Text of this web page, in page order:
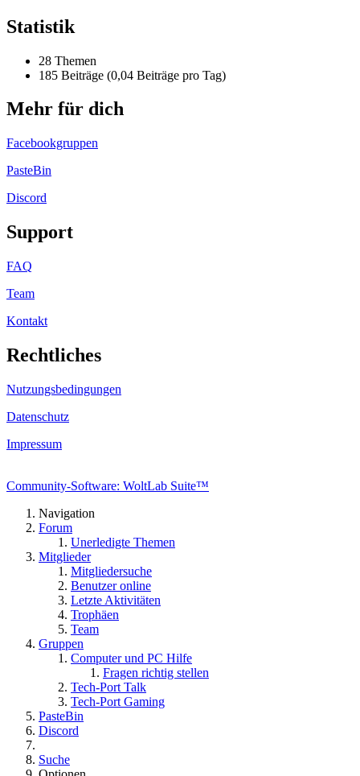
Statistik
28 Themen
185 Beiträge (0,04 Beiträge pro Tag)
Mehr für dich
Facebookgruppen
PasteBin
Discord
Support
FAQ
Team
Kontakt
Rechtliches
Nutzungsbedingungen
Datenschutz
Impressum
Community-Software: WoltLab Suite™
Navigation
Forum
Unerledigte Themen
Mitglieder
Mitgliedersuche
Benutzer online
Letzte Aktivitäten
Trophäen
Team
Gruppen
Computer und PC Hilfe
Fragen richtig stellen
Tech-Port Talk
Tech-Port Gaming
PasteBin
Discord
Suche